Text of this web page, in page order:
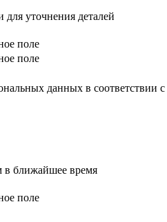
уточнения деталей
поле
поле
данных в соответствии с
в ближайшее время
поле